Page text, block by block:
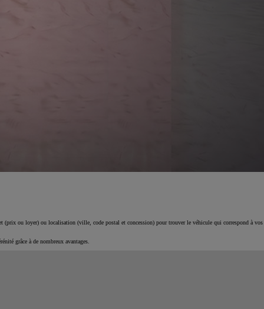
(prix ou loyer) ou localisation (ville, code postal et concession) pour trouver le véhicule qui correspond à vos
grâce à de nombreux avantages.